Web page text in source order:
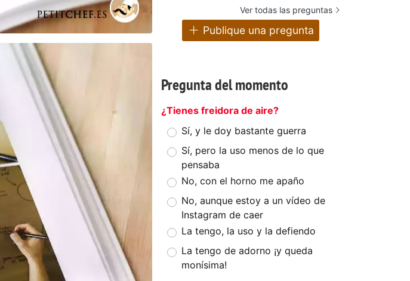
Ver todas las preguntas
Publique una pregunta
Pregunta del momento
¿Tienes freidora de aire?
Sí, y le doy bastante guerra
Sí, pero la uso menos de lo que
pensaba
No, con el horno me apaño
No, aunque estoy a un vídeo de
Instagram de caer
La tengo, la uso y la defiendo
La tengo de adorno ¡y queda
monísima!